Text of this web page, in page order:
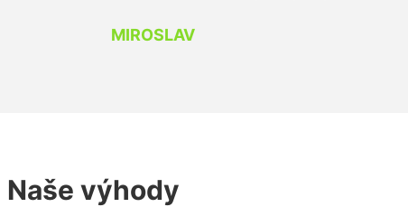
MIROSLAV
Naše výhody